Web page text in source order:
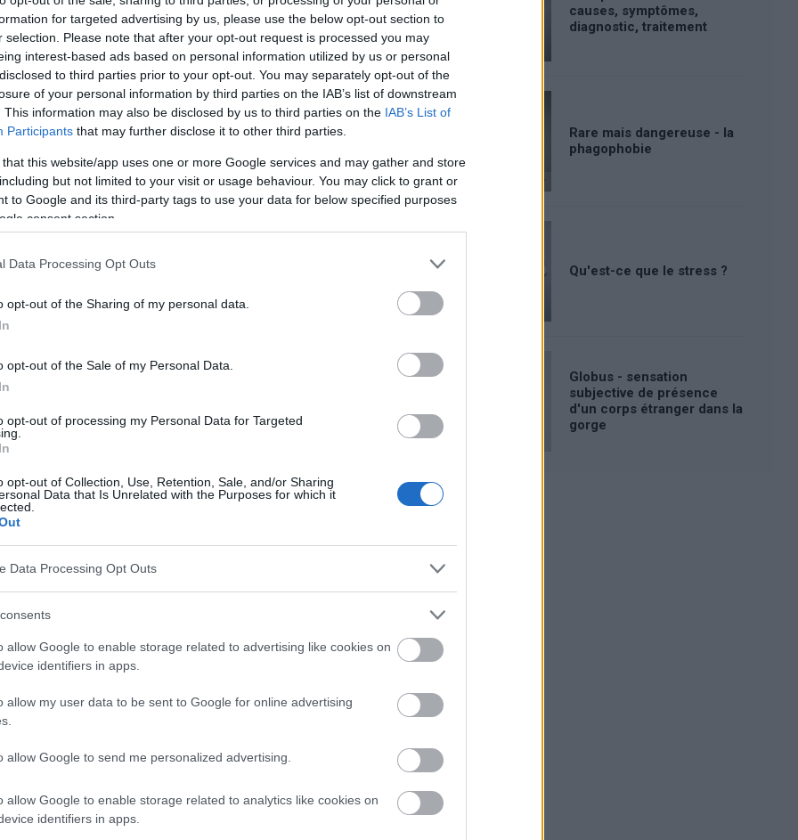
for targeted advertising by us, please use the below opt-out section to
selection. Please note that after your opt-out request is processed you may
interest-based ads based on personal information utilized by us or personal
to third parties prior to your opt-out. You may separately opt-out of the
of your personal information by third parties on the IAB’s list of downstream
This information may also be disclosed by us to third parties on the IAB’s List of
Participants that may further disclose it to other third parties.
that this website/app uses one or more Google services and may gather and store
but not limited to your visit or usage behaviour. You may click to grant or
to Google and its third-party tags to use your data for below specified purposes
consent section.
Data Processing Opt Outs
opt-out of the Sharing of my personal data.
opt-out of the Sale of my Personal Data.
opt-out of processing my Personal Data for Targeted
opt-out of Collection, Use, Retention, Sale, and/or Sharing
Data that Is Unrelated with the Purposes for which it
Data Processing Opt Outs
allow Google to enable storage related to advertising like cookies on
identifiers in apps.
allow my user data to be sent to Google for online advertising
allow Google to send me personalized advertising.
allow Google to enable storage related to analytics like cookies on
identifiers in apps.
La crise d'angoisse, comme toute maladie,
de traitement.
elle faite pour moi ?
traiter les troubles anxieux.
le patient et le thérapeute, qui tente d'abord
qui rend la vie du patient difficile, puis de la
à améliorer la qualité de vie du patient. Une
des résultats !
crises d'angoisse ?
est nécessaire pour améliorer l'état du
de la maladie, le médecin peut prescrire des
:
sur le système cardiovasculaire ; ils
somatiques sont une sensation
ou des sueurs froides, mais n'agissent pas
causes, symptômes,
diagnostic, traitement
Rare mais dangereuse - la
phagophobie
Qu'est-ce que le stress ?
Globus - sensation
subjective de présence
d'un corps étranger dans la
gorge